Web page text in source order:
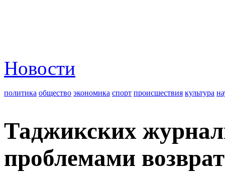
Новости
политика общество экономика спорт происшествия культура
Таджикских
проблемами